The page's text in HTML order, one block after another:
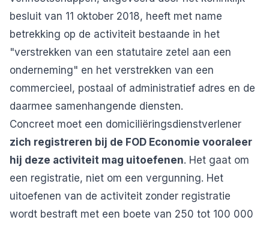
besluit van 11 oktober 2018, heeft met name
betrekking op de activiteit bestaande in het
"verstrekken van een statutaire zetel aan een
onderneming" en het verstrekken van een
commercieel, postaal of administratief adres en de
daarmee samenhangende diensten.
Concreet moet een domiciliëringsdienstverlener
zich registreren bij de FOD Economie vooraleer
hij deze activiteit mag uitoefenen. Het gaat om
een registratie, niet om een vergunning. Het
uitoefenen van de activiteit zonder registratie
wordt bestraft met een boete van 250 tot 100 000